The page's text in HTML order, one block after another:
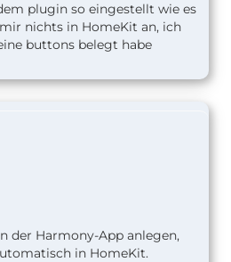
plugin so eingestellt wie es
nichts in HomeKit an, ich
buttons belegt habe
der Harmony-App anlegen,
in HomeKit.